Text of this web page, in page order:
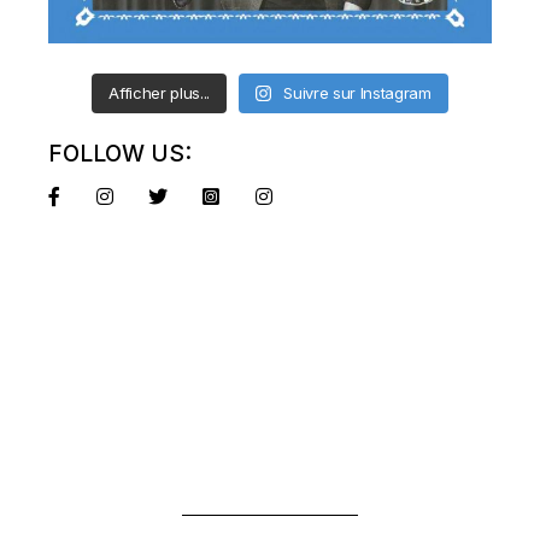
Afficher plus... Suivre sur Instagram
FOLLOW US: